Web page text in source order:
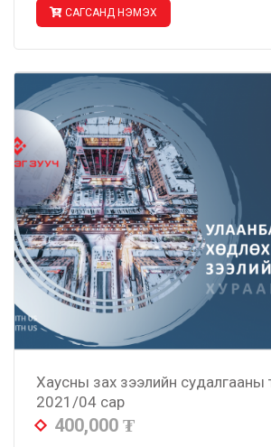
САГСАНД НЭМЭХ
Хаусны зах зээлийн судалгааны
2021/04 сар
400,000 ₮